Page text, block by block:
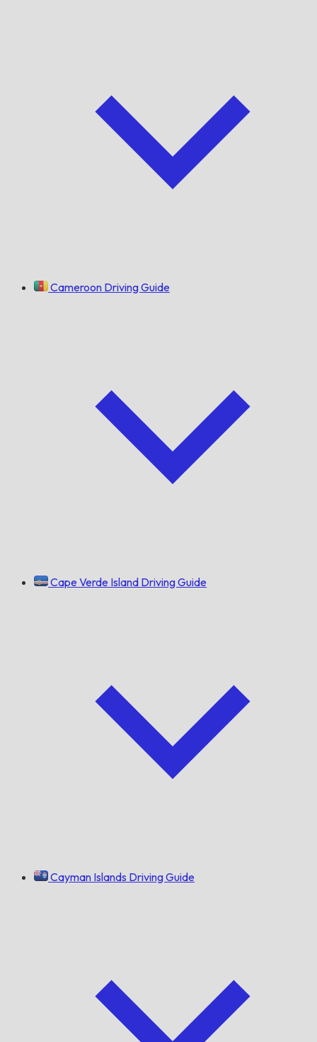
Cameroon Driving Guide
Cape Verde Island Driving Guide
Cayman Islands Driving Guide